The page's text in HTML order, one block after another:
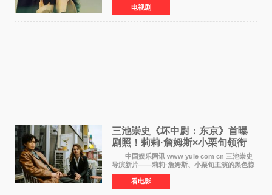
出）。这也是荣仓奈奈继TBS剧集《为了N》之
后，暌违12年再度担
电视剧
三池崇史《坏中尉：东京》首曝
剧照！莉莉·詹姆斯×小栗旬领衔
黑色惊悚再升级
中国娱乐网讯 www yule com cn 三池崇史
导演新片——莉莉·詹姆斯、小栗旬主演的黑色惊
悚电影《坏中尉：东京》首曝剧照。继阿贝尔·费
拉拉&times;哈威·凯特尔的1992年《坏中尉》和
沃纳·赫
看电影